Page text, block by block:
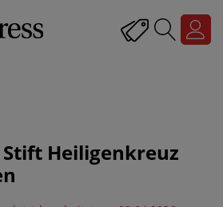
Heiligenkreuz